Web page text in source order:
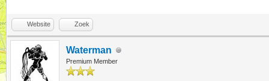
Website Zoek
Waterman
Premium Member